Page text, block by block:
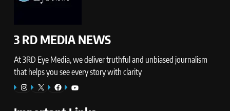
3 RD MEDIA NEWS
At 3RD Eye Media, we deliver truthful and unbiased journalism
that helps you see every story with clarity
Instagram
X Facebook
YouTube